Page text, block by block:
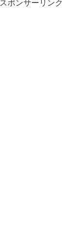
スポンサーリンク